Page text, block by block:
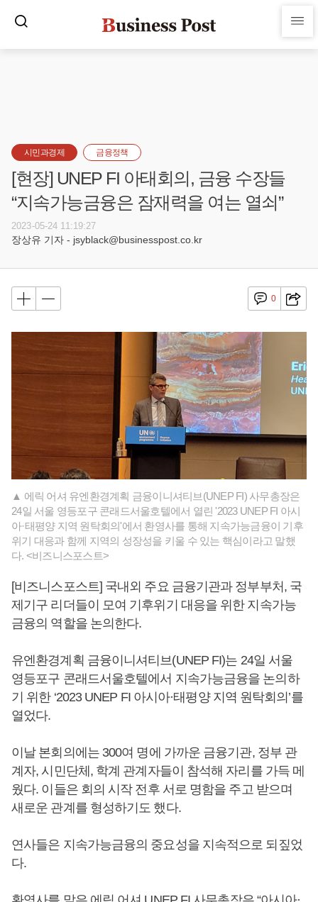
시민과경제 금융정책
[현장] UNEP FI 아태회의, 금융 수장들
“지속가능금융은 잠재력을 여는 열쇠”
2023-05-24 11:19:27
장상유 기자 - jsyblack@businesspost.co.kr
0
▲ 에릭 어셔 유엔환경계획 금융이니셔티브(UNEP FI) 사무총장은
24일 서울 영등포구 콘래드서울호텔에서 열린 '2023 UNEP FI 아시
아·태평양 지역 원탁회의'에서 환영사를 통해 지속가능금융이 기후
위기 대응과 함께 지역의 성장성을 키울 수 있는 핵심이라고 말했
다. <비즈니스포스트>
[비즈니스포스트] 국내외 주요 금융기관과 정부부처, 국
제기구 리더들이 모여 기후위기 대응을 위한 지속가능
금융의 역할을 논의한다.
유엔환경계획 금융이니셔티브(UNEP FI)는 24일 서울
영등포구 콘래드서울호텔에서 지속가능금융을 논의하
기 위한 ‘2023 UNEP FI 아시아·태평양 지역 원탁회의’를
열었다.
이날 본회의에는 300여 명에 가까운 금융기관, 정부 관
계자, 시민단체, 학계 관계자들이 참석해 자리를 가득 메
웠다. 이들은 회의 시작 전후 서로 명함을 주고 받으며
새로운 관계를 형성하기도 했다.
연사들은 지속가능금융의 중요성을 지속적으로 되짚었
다.